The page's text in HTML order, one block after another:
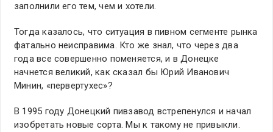
заполнили его тем, чем и хотели.
Тогда казалось, что ситуация в пивном сегменте рынка
фатально неисправима. Кто же знал, что через два
года все совершенно поменяется, и в Донецке
начнется великий, как сказал бы Юрий Иванович
Минин, «первертухес»?
В 1995 году Донецкий пивзавод встрепенулся и начал
изобретать новые сорта. Мы к такому не привыкли.